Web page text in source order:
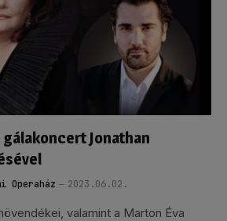
Jonathan
Operaház 2023.06.02.
valamint a Marton Éva